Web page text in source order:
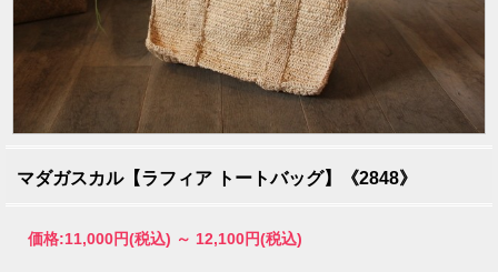
マダガスカル【ラフィア トートバッグ】《2848》
価格:11,000円(税込) ～ 12,100円(税込)